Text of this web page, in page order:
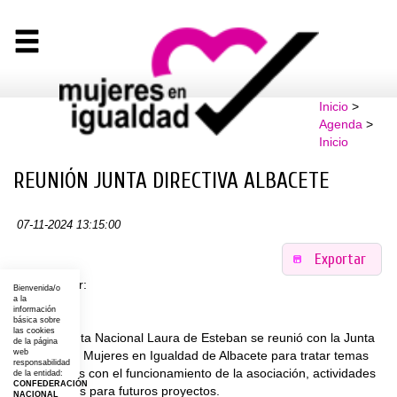
Inicio>
Agenda >
Inicio
REUNIÓN JUNTA DIRECTIVA ALBACETE
07-11-2024 13:15:00
Exportar
Organizador:
Lugar:
La Presidenta Nacional Laura de Esteban se reunió con la Junta
Directiva de Mujeres en Igualdad de Albacete para tratar temas
relacionados con el funcionamiento de la asociación, actividades
y propuestas para futuros proyectos.
Bienvenida/o
a la
información
básica sobre
las cookies
de la página
web
responsabilidad
de la entidad:
CONFEDERACIÓN
NACIONAL